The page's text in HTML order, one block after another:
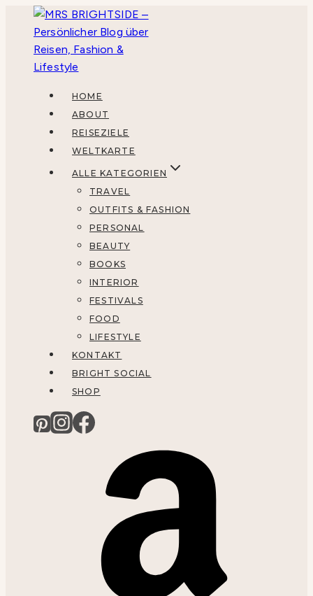
springen
HOME
ABOUT
REISEZIELE
WELTKARTE
ALLE KATEGORIEN
TRAVEL
OUTFITS & FASHION
PERSONAL
BEAUTY
BOOKS
INTERIOR
FESTIVALS
FOOD
LIFESTYLE
KONTAKT
BRIGHT SOCIAL
SHOP